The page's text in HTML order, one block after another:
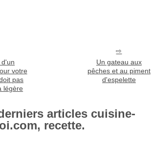
d'un
votre
pas
légère
Un gateau aux
pêches et au piment
d'espelette
articles cuisine-
recette.